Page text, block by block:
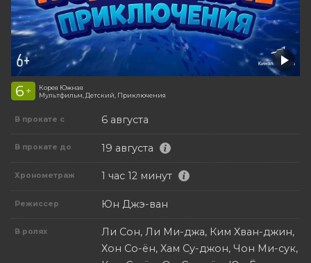
6 +
Корея Южная
Мультфильм, Детский, Приключения
В прокате с 6 августа
В прокате до 19 августа
Хронометраж 1 час 12 минут
Режиссер Юн Джэ-ван
В ролях
Ли Сон, Ли Ми-джа, Ким Хван-джин,
Хон Со-ён, Хам Су-джон, Чон Ми-сук,